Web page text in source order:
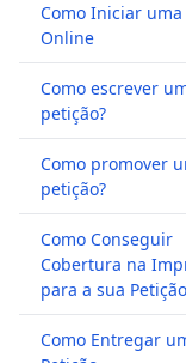
Como Iniciar uma
Online
Como escrever
petição?
Como promover
petição?
Como Conseguir
Cobertura na
para a sua Petição
Como Entregar